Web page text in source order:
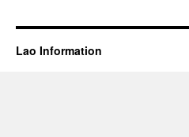
Lao Information